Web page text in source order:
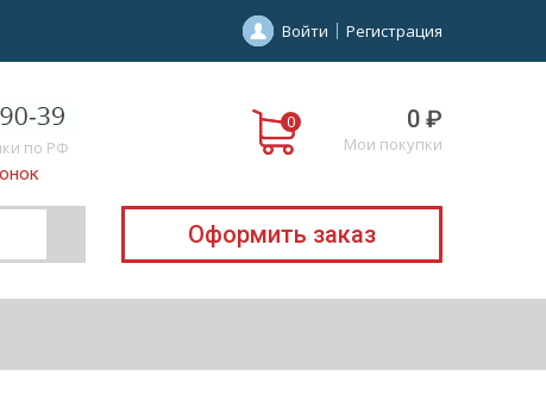
Войти Регистрация
по РФ
0 ₽
Мои покупки
Оформить заказ